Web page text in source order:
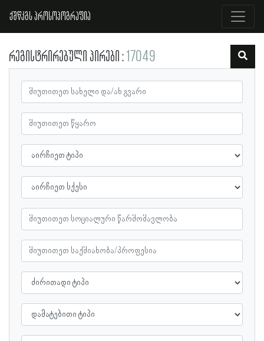
ქშწკგს პროსოპოგრაფია
რეგისტრირებული პირები 17049